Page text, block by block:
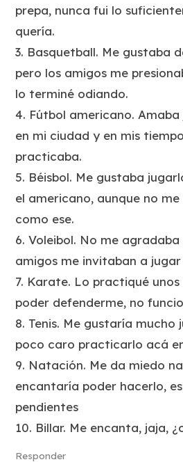
prepa, nunca fui lo
quería.
3. Basquetball. Me gustaba
pero los amigos me
lo terminé odiando.
4. Fútbol americano.
en mi ciudad y en mis
practicaba.
5. Béisbol. Me gustaba
el americano, aunque no
como ese.
6. Voleibol. No me
amigos me invitaban a
7. Karate. Lo practiqué unos
poder defenderme, no
8. Tenis. Me gustaría mucho
poco caro practicarlo acá
9. Natación. Me da miedo
encantaría poder hacerlo,
pendientes
10. Billar. Me encanta, jaja,
Responder